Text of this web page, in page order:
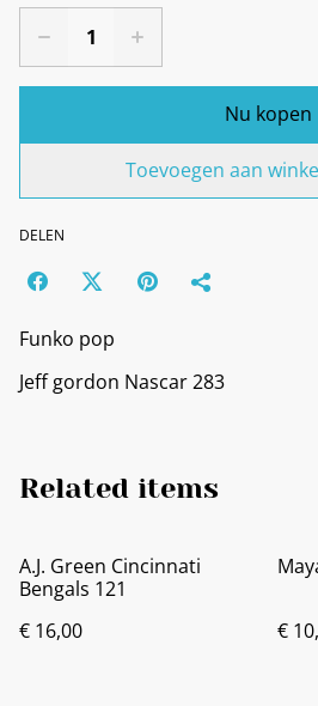
Nu kopen
Toevoegen aan
DELEN
Funko pop
Jeff gordon Nascar 283
Related items
A.J. Green Cincinnati
Bengals 121
€ 16,00
€